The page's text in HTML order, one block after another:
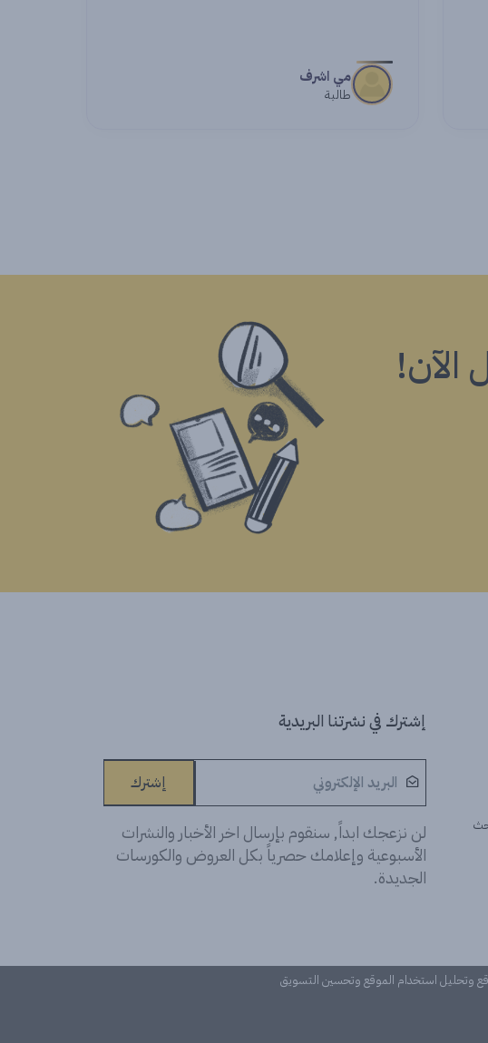
اشواك
الآن!
إشترك في نشرتنا البريدية
إشترك
لن نزعجك ابداً, سنقوم بإرسال اخر الأخبار والنشرات
الأسبوعية وإعلامك حصرياً بكل العروض والكورسات
الجديدة.
وتحليل استخدام الموقع وتحسين التسويق